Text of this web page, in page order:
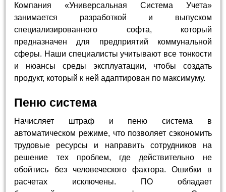
Компания «Универсальная Система Учета»
занимается разработкой и выпуском
специализированного софта, который
предназначен для предприятий коммунальной
сферы. Наши специалисты учитывают все тонкости
и нюансы среды эксплуатации, чтобы создать
продукт, который к ней адаптирован по максимуму.
Пеню система
Начисляет штраф и пеню система в
автоматическом режиме, что позволяет сэкономить
трудовые ресурсы и направить сотрудников на
решение тех проблем, где действительно не
обойтись без человеческого фактора. Ошибки в
расчетах исключены. ПО обладает